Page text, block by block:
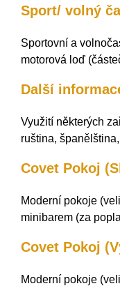
Sport/ volný
Sportovní a
motorová loď
Další
Využití některých
ruština,
Covet Pokoj
Moderní pokoje
minibarem (za
Covet Pokoj
Moderní pokoje